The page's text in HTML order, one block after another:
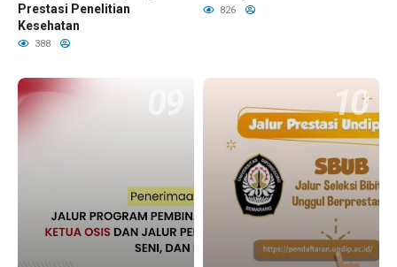
Prestasi Penelitian
Kesehatan
388
826